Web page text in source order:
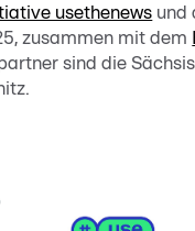
usethenews und
zusammen mit dem
sind die